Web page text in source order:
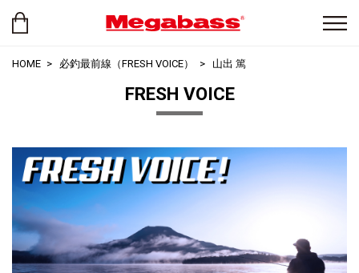
HOME 必釣最前線（FRESH VOICE） 山出 篤
FRESH VOICE